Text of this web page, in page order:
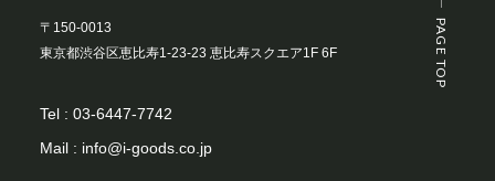
PAGE TOP
〒150-0013
東京都渋谷区恵比寿1-23-23 恵比寿スクエア1F 6F
Tel : 03-6447-7742
Mail : info@i-goods.co.jp